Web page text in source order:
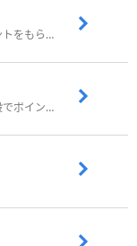
歩いてポイ活！日常生活でお得にポイントをもらおう
歩いたりアンケート回答など幅広い手段でポイントをゲット